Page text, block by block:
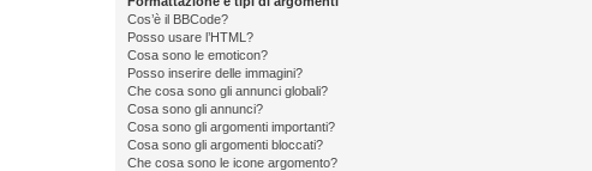
Cos’è il BBCode?
Posso usare l’HTML?
Cosa sono le emoticon?
Posso inserire delle immagini?
Che cosa sono gli annunci globali?
Cosa sono gli annunci?
Cosa sono gli argomenti importanti?
Cosa sono gli argomenti bloccati?
Che cosa sono le icone argomento?